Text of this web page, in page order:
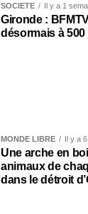
SOCIÉTÉ Il y a 1
Gironde :
désormais à
MONDE LIBRE Il y a
Une arche en
animaux de
dans le détroit